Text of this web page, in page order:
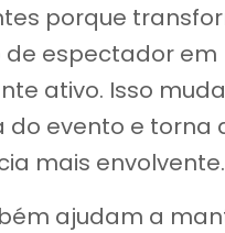
porque
de espectador em
ativo. Isso
do evento e torna
mais envolvente.
ajudam a